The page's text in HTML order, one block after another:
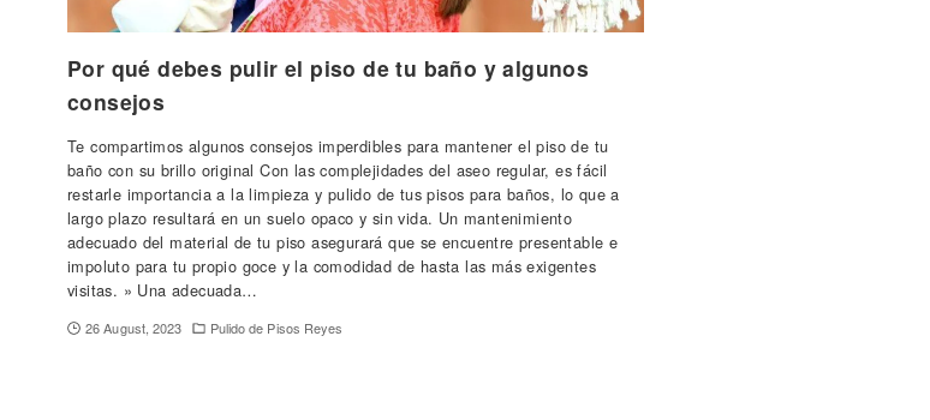
Por qué debes pulir el piso de tu baño y algunos
consejos
Te compartimos algunos consejos imperdibles para mantener el piso de tu
baño con su brillo original Con las complejidades del aseo regular, es fácil
restarle importancia a la limpieza y pulido de tus pisos para baños, lo que a
largo plazo resultará en un suelo opaco y sin vida. Un mantenimiento
adecuado del material de tu piso asegurará que se encuentre presentable e
impoluto para tu propio goce y la comodidad de hasta las más exigentes
visitas. » Una adecuada…
26 August, 2023 Pulido de Pisos Reyes